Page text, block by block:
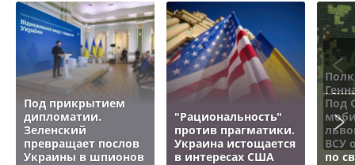
Под прикрытием
дипломатии.
Зеленский
превращает послов
Украины в шпионов
"Рациональность"
против прагматики.
Украина истощается
в интересах США
Под
ВСУ
по